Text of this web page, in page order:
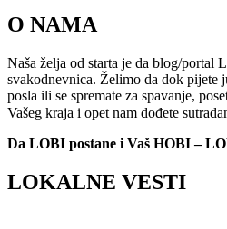
O NAMA
Naša želja od starta je da blog/portal
svakodnevnica. Želimo da dok pijete
posla ili se spremate za spavanje,
Vašeg kraja i opet nam dođete
Da LOBI postane i Vaš HOBI –
LOKALNE VESTI